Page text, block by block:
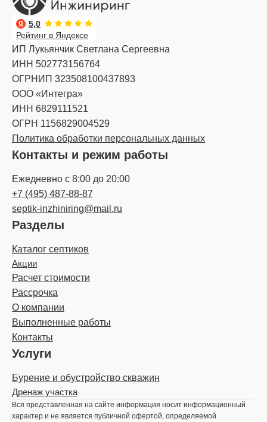
Рейтинг в Яндексе
5,0
ИП Лукьянчик Светлана Сергеевна
ИНН 502773156764
ОГРНИП 323508100437893
ООО «Интегра»
ИНН 6829111521
ОГРН 1156829004529
Политика обработки персональных данных
Контакты и режим работы
Ежедневно с 8:00 до 20:00
+7 (495) 487-88-87
septik-inzhiniring@mail.ru
Разделы
Каталог септиков
Акции
Расчет стоимости
Рассрочка
О компании
Выполненные работы
Контакты
Услуги
Бурение и обустройство скважин
Дренаж участка
Вся представленная на сайте информация носит информационный
характер и не является публичной офертой, определяемой